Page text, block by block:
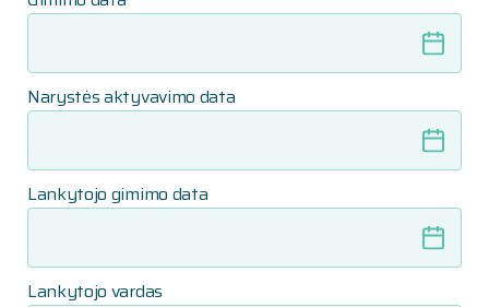
Narystės aktyvavimo data
Lankytojo gimimo data
Lankytojo vardas